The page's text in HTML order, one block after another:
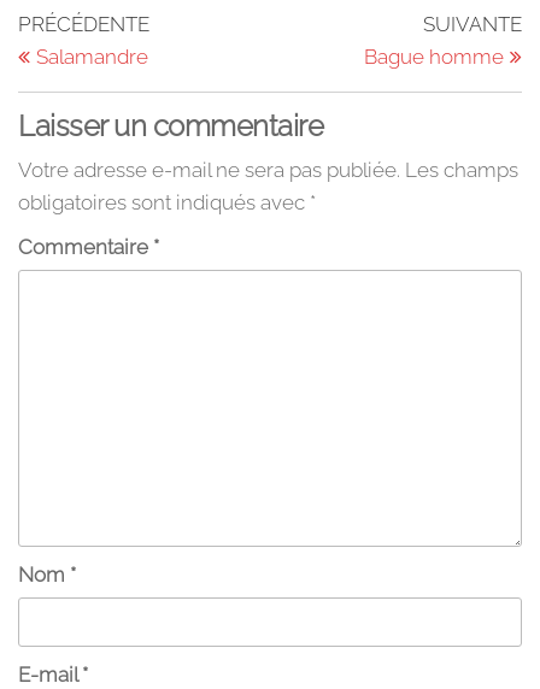
Navigation
de
l’article
Article
précédent
PRÉCÉDENTE
Salamandre
SUIVANTE
Bague homme
Laisser un commentaire
Votre adresse e-mail ne sera pas publiée. Les champs
obligatoires sont indiqués avec *
Commentaire *
Nom *
E-mail*